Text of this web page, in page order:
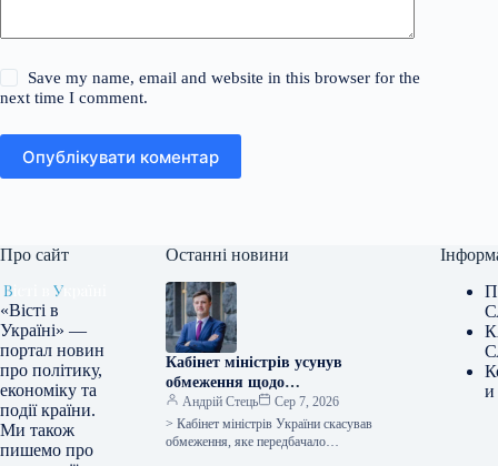
Save my name, email and website in this browser for the
next time I comment.
Опублікувати коментар
Про сайт
«Вісті в
Україні» —
портал новин
про політику,
економіку та
події країни.
Ми також
пишемо про
Останні новини
Кабінет міністрів усунув
обмеження щодо
фінансування обігових коштів
аграрних підприємств за
державною програмою “5-7-
Андрій Стець
Сер 7, 2026
> Кабінет міністрів України скасував
обмеження, яке передбачало
и